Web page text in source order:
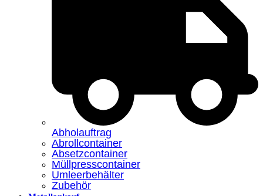
Abholauftrag
Abrollcontainer
Absetzcontainer
Müllpresscontainer
Umleerbehälter
Zubehör